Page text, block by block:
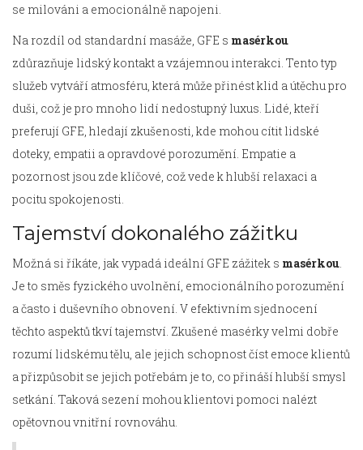
se milováni a emocionálně napojeni.
Na rozdíl od standardní masáže, GFE s masérkou
zdůrazňuje lidský kontakt a vzájemnou interakci. Tento typ
služeb vytváří atmosféru, která může přinést klid a útěchu pro
duši, což je pro mnoho lidí nedostupný luxus. Lidé, kteří
preferují GFE, hledají zkušenosti, kde mohou cítit lidské
doteky, empatii a opravdové porozumění. Empatie a
pozornost jsou zde klíčové, což vede k hlubší relaxaci a
pocitu spokojenosti.
Tajemství dokonalého zážitku
Možná si říkáte, jak vypadá ideální GFE zážitek s masérkou.
Je to směs fyzického uvolnění, emocionálního porozumění
a často i duševního obnovení. V efektivním sjednocení
těchto aspektů tkví tajemství. Zkušené masérky velmi dobře
rozumí lidskému tělu, ale jejich schopnost číst emoce klientů
a přizpůsobit se jejich potřebám je to, co přináší hlubší smysl
setkání. Taková sezení mohou klientovi pomoci nalézt
opětovnou vnitřní rovnováhu.